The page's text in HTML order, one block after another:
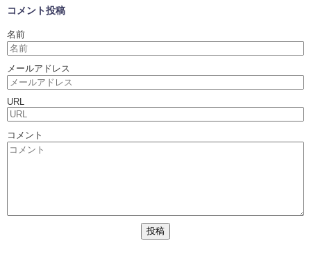
コメント投稿
名前
メールアドレス
URL
コメント